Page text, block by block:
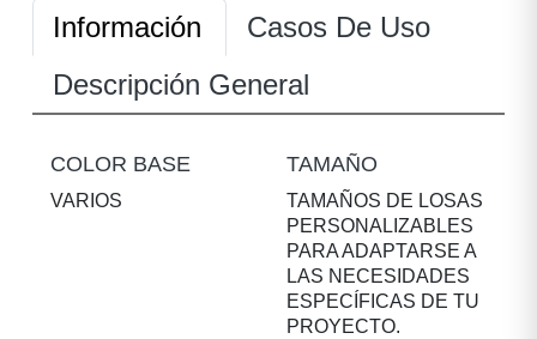
Información
Casos De Uso
Descripción General
COLOR BASE
VARIOS
TAMAÑO
TAMAÑOS DE LOSAS
PERSONALIZABLES
PARA ADAPTARSE A
LAS NECESIDADES
ESPECÍFICAS DE TU
PROYECTO.